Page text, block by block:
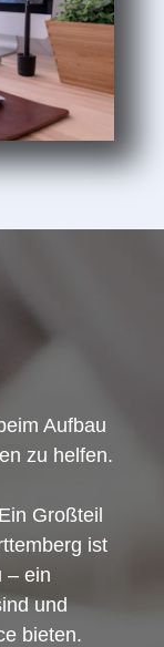
Aufbau
zu helfen.
Großteil
ist
– ein
und
bieten.